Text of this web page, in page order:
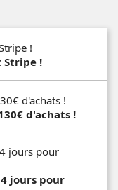
Stripe !
d'achats !
jours pour